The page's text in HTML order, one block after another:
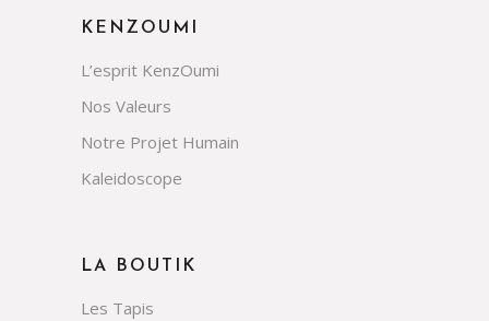
KENZOUMI
L’esprit KenzOumi
Nos Valeurs
Notre Projet Humain
Kaleidoscope
LA BOUTIK
Les Tapis